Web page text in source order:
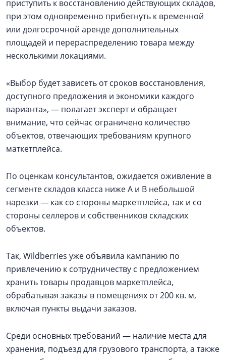
приступить к восстановлению действующих складов,
при этом одновременно прибегнуть к временной
или долгосрочной аренде дополнительных
площадей и перераспределению товара между
несколькими локациями.
«Выбор будет зависеть от сроков восстановления,
доступного предложения и экономики каждого
варианта», — полагает эксперт и обращает
внимание, что сейчас ограничено количество
объектов, отвечающих требованиям крупного
маткетплейса.
По оценкам консультантов, ожидается оживление в
сегменте складов класса ниже А и В небольшой
нарезки — как со стороны маркетплейса, так и со
стороны селлеров и собственников складских
объектов.
Так, Wildberries уже объявила кампанию по
привлечению к сотрудничеству с предложением
хранить товары продавцов маркетплейса,
обрабатывая заказы в помещениях от 200 кв. м,
включая пункты выдачи заказов.
Среди основных требований — наличие места для
хранения, подъезд для грузового транспорта, а также